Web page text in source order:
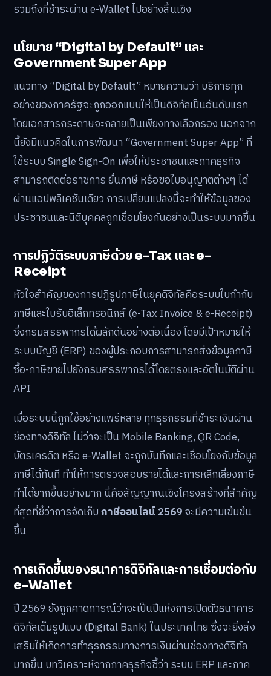
รวมถึงที่ชำระผ่าน e-Wallet ไปอย่างสิ้นเชิง
นโยบาย “Digital by Default” และ
Government Super App
แนวทาง “Digital by Default” หมายความว่า บริการทุก
อย่างของภาครัฐจะถูกออกแบบให้เป็นดิจิทัลเป็นอันดับแรก
โดยเอกสารกระดาษจะกลายเป็นเพียงทางเลือกรอง นอกจาก
นี้ยังมีแนวคิดในการพัฒนา “Government Super App” ที่
ใช้ระบบ Single Sign-On เพื่อให้ประชาชนและภาคธุรกิจ
สามารถติดต่อราชการ ยื่นภาษี หรือขอใบอนุญาตต่างๆ ได้
ผ่านแอปพลิเคชันเดียว การเปลี่ยนแปลงนี้จะทำให้ข้อมูลของ
ประชาชนและนิติบุคคลถูกเชื่อมโยงกันอย่างเป็นระบบมากขึ้น
การปฏิวัติระบบภาษีด้วย e-Tax และ e-
Receipt
หัวใจสำคัญของการปฏิรูปภาษีในยุคดิจิทัลคือระบบใบกำกับ
ภาษีและใบรับอิเล็กทรอนิกส์ (e-Tax Invoice & e-Receipt)
ซึ่งกรมสรรพากรได้ผลักดันอย่างต่อเนื่อง โดยมีเป้าหมายให้
ระบบบัญชี (ERP) ของผู้ประกอบการสามารถส่งข้อมูลภาษี
ซื้อ-ภาษีขายไปยังกรมสรรพากรได้โดยตรงและอัตโนมัติผ่าน
API
เมื่อระบบนี้ถูกใช้อย่างแพร่หลาย ทุกธุรกรรมที่ชำระเงินผ่าน
ช่องทางดิจิทัล ไม่ว่าจะเป็น Mobile Banking, QR Code,
บัตรเครดิต หรือ e-Wallet จะถูกบันทึกและเชื่อมโยงกับข้อมูล
ภาษีได้ทันที ทำให้การตรวจสอบรายได้และการหลีกเลี่ยงภาษี
ทำได้ยากขึ้นอย่างมาก นี่คือสัญญาณเชิงโครงสร้างที่สำคัญ
ที่สุดที่ชี้ว่าการจัดเก็บภาษีออนไลน์ 2569จะมีความเข้มข้น
ขึ้น
การเกิดขึ้นของธนาคารดิจิทัลและการเชื่อมต่อกับ
e-Wallet
ปี 2569 ยังถูกคาดการณ์ว่าจะเป็นปีแห่งการเปิดตัวธนาคาร
ดิจิทัลเต็มรูปแบบ (Digital Bank) ในประเทศไทย ซึ่งจะยิ่งส่ง
เสริมให้เกิดการทำธุรกรรมทางการเงินผ่านช่องทางดิจิทัล
มากขึ้น บทวิเคราะห์จากภาคธุรกิจชี้ว่า ระบบ ERP และภาค